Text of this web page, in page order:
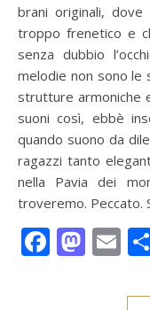
brani originali, dove
troppo frenetico e
senza dubbio
melodie non sono
strutture armoniche
suoni così, ebbè
quando suono da
ragazzi tanto
nella Pavia dei
troveremo. Peccato.